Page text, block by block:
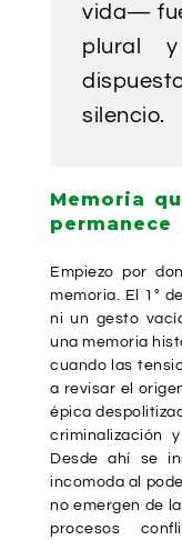
vida—
plural
silencio.
Memoria
permanece
Empiezo por
memoria. El 1°
ni un gesto
una memoria
cuando las
a revisar el
épica
criminalización
Desde ahí se
incomoda al
no emergen de
procesos